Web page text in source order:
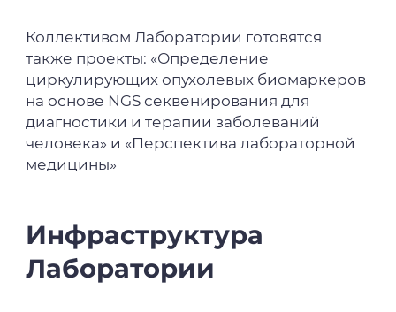
Коллективом Лаборатории готовятся
также проекты: «Определение
циркулирующих опухолевых биомаркеров
на основе NGS секвенирования для
диагностики и терапии заболеваний
человека» и «Перспектива лабораторной
медицины»
Инфраструктура
Лаборатории